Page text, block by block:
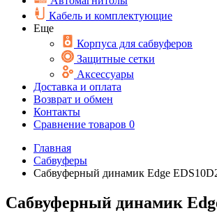
Кабель и комплектующие
Еще
Корпуса для сабвуферов
Защитные сетки
Аксессуары
Доставка и оплата
Возврат и обмен
Контакты
Сравнение товаров 0
Главная
Сабвуферы
Сабвуферный динамик Edge
Сабвуферный динамик